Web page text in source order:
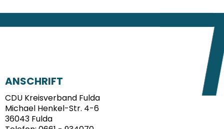
FUSSBEREICH
ANSCHRIFT
CDU Kreisverband Fulda
Michael Henkel-Str. 4-6
36043 Fulda